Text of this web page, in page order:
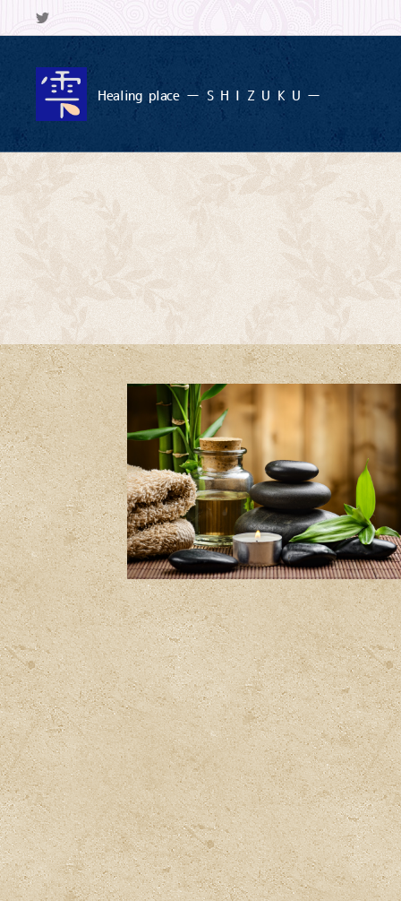
Healing place ー S H I Z U K U ー